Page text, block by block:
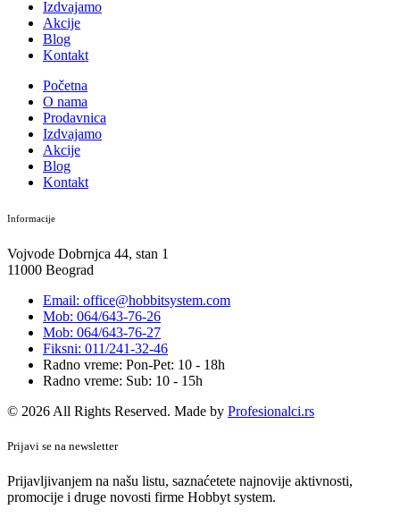
Izdvajamo
Akcije
Blog
Kontakt
Početna
O nama
Prodavnica
Izdvajamo
Akcije
Blog
Kontakt
Informacije
Vojvode Dobrnjca 44, stan 1
11000 Beograd
Email: office@hobbitsystem.com
Mob: 064/643-76-26
Mob: 064/643-76-27
Fiksni: 011/241-32-46
Radno vreme: Pon-Pet: 10 - 18h
Radno vreme: Sub: 10 - 15h
© 2026 All Rights Reserved. Made by Profesionalci.rs
Prijavi se na newsletter
Prijavljivanjem na našu listu, saznaćetete najnovije aktivnosti,
promocije i druge novosti firme Hobbyt system.